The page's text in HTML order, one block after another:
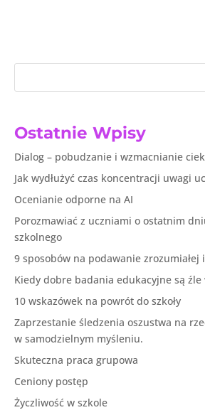
Ostatnie Wpisy
Dialog – pobudzanie i wzmacnianie
Jak wydłużyć czas koncentracji uwagi
Ocenianie odporne na AI
Porozmawiać z uczniami o ostatnim
szkolnego
9 sposobów na podawanie
Kiedy dobre badania edukacyjne są
10 wskazówek na powrót do szkoły
Zaprzestanie śledzenia oszustwa na
w samodzielnym myśleniu.
Skuteczna praca grupowa
Ceniony postęp
Życzliwość w szkole